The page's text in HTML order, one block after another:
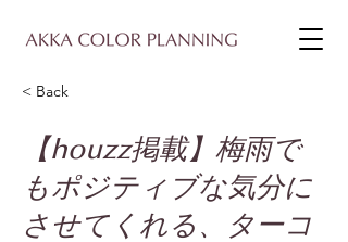
< Back
【houzz掲載】梅雨で
もポジティブな気分に
させてくれる、ターコ